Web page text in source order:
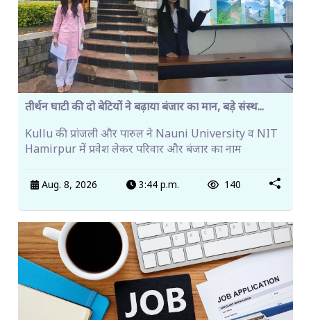
तीर्थन घाटी की दो बेटियों ने बढ़ाया बंजार का मान, बड़े संस्थ...
Kullu की प्रांजली और पारुल ने Nauni University व NIT
Hamirpur में प्रवेश लेकर परिवार और बंजार का नाम
Aug. 8, 2026 3:44 p.m. 140